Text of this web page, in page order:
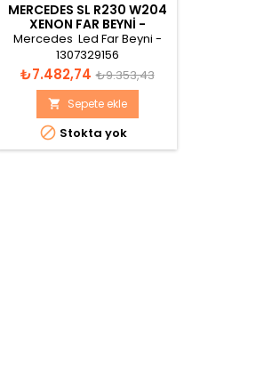
MERCEDES SL R230 W204
XENON FAR BEYNI -
1307329156
Mercedes Led Far Beyni -
1307329156
Fiyat
₺7.482,74 Normal
fiyat
₺9.353,43
 Sepete ekle
 Stokta yok